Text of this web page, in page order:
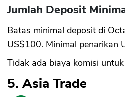
Jumlah Deposit
Batas minimal deposit di
US$100. Minimal penarikan
Tidak ada biaya komisi
5. Asia Trade